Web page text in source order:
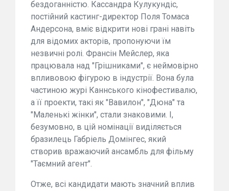
бездоганністю. Кассандра Кулукундіс,
постійний кастинг-директор Поля Томаса
Андерсона, вміє відкрити нові грані навіть
для відомих акторів, пропонуючи їм
незвичні ролі. Франсін Мейслер, яка
працювала над "Грішниками", є неймовірно
впливовою фігурою в індустрії. Вона була
частиною журі Каннського кінофестивалю,
а її проекти, такі як "Вавилон", "Дюна" та
"Маленькі жінки", стали знаковими. І,
безумовно, в цій номінації виділяється
бразилець Габріель Домінгес, який
створив вражаючий ансамбль для фільму
"Таємний агент".
Отже, всі кандидати мають значний вплив